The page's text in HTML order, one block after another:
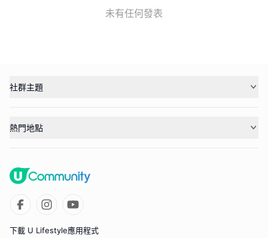
未有任何發表
社群主題
熱門地點
下載 U Lifestyle應用程式